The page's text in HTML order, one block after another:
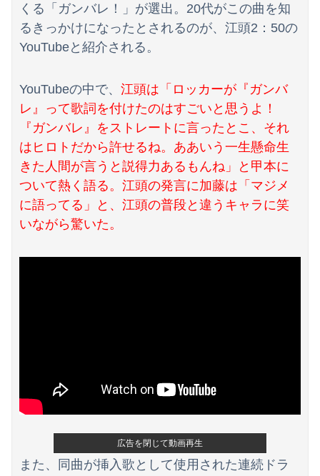
「外国人は日本人と同じ生活者で、地域の担い手」…多文化共生実現への提言、全国知事会が政府に提出
【朗報】高市首相、爆乳化！！！ サナ活待ったなし！
くる「ガンバレ！」が選出。20代がこの曲を知
るきっかけになったとされるのが、江頭2：50の
YouTubeと紹介される。
YouTubeの中で、 江頭は「ロッカーが『ガンバ
レ』って歌詞を付けたのはすごいと思うよ！
『ガンバレ』をストレートに言ったとこ、それ
はヒロトだから許せるね。ああいう一生懸命生
きた人間が言うと説得力あるもんね」と甲本に
ついて熱く語る。江頭の発言に加藤は「マジメ
に語ってる」と、江頭の普段と違うキャラに笑
いながら驚いた。
また、同曲が挿入歌として使用された連続ドラ
広告を閉じて動画再生